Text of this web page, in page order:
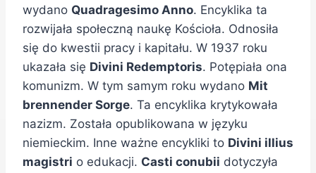
wydano Quadragesimo Anno. Encyklika ta
rozwijała społeczną naukę Kościoła. Odnosiła
się do kwestii pracy i kapitału. W 1937 roku
ukazała się Divini Redemptoris. Potępiała ona
komunizm. W tym samym roku wydano Mit
brennender Sorge. Ta encyklika krytykowała
nazizm. Została opublikowana w języku
niemieckim. Inne ważne encykliki to Divini illius
magistri o edukacji. Casti conubii dotyczyła